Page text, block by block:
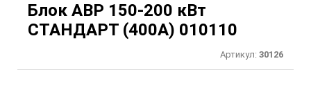
Блок АВР 150-200 кВт
СТАНДАРТ (400А) 010110
Артикул: 30126